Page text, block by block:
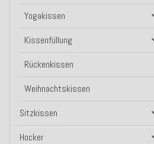
Yogakissen
Kissenfüllung
Rückenkissen
Weihnachtskissen
Sitzkissen
Hocker